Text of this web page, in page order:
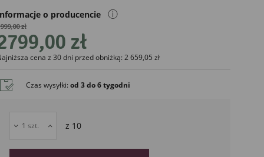
o producencie
IMPORTER
Ewax
52-252
ⓘ
zł
zł
cena z 30 dni przed obniżką: 2 659,05 zł
Czas wysyłki:od 3 do 6 tygodni
z 10